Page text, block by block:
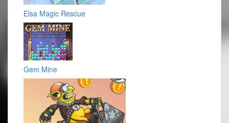
Elsa Magic Rescue
Gem Mine